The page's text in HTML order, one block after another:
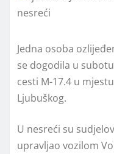
Jedna osoba
se dogodila u
cesti M-17.4 u
Ljubuškog.
U nesreći su
upravljao vozilom